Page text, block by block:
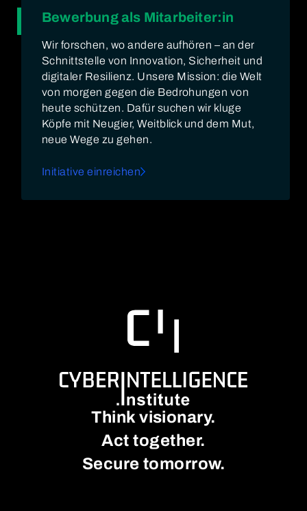
Bewerbung als Mitarbeiter:in
Wir forschen, wo andere aufhören – an der
Schnittstelle von Innovation, Sicherheit und
digitaler Resilienz. Unsere Mission: die Welt
von morgen gegen die Bedrohungen von
heute schützen. Dafür suchen wir kluge
Köpfe mit Neugier, Weitblick und dem Mut,
neue Wege zu gehen.
Initiative einreichen
Think visionary.
Act together.
Secure tomorrow.